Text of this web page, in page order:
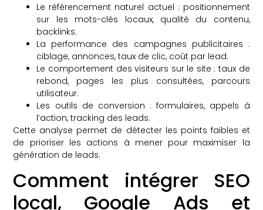
Le référencement naturel actuel : positionnement
sur les mots-clés locaux, qualité du contenu,
backlinks.
La performance des campagnes publicitaires :
ciblage, annonces, taux de clic, coût par lead.
Le comportement des visiteurs sur le site : taux de
rebond, pages les plus consultées, parcours
utilisateur.
Les outils de conversion : formulaires, appels à
l’action, tracking des leads.
Cette analyse permet de détecter les points faibles et
de prioriser les actions à mener pour maximiser la
génération de leads.
Comment intégrer SEO
local, Google Ads et